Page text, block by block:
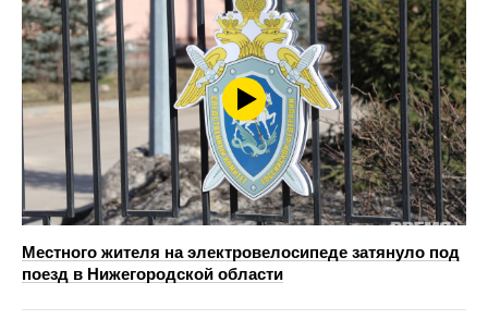
Местного жителя на электровелосипеде затянуло под
поезд в Нижегородской области